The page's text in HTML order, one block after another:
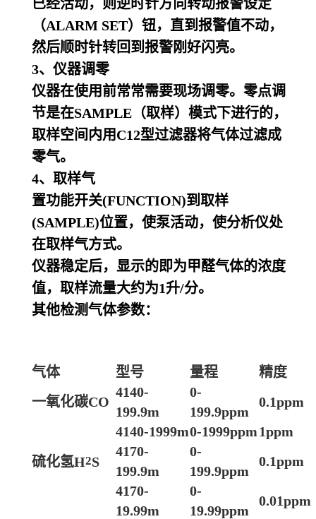
已经活动，则逆时针方向转动报警设定
（ALARM SET）钮，直到报警值不动，
然后顺时针转回到报警刚好闪亮。
3、仪器调零
仪器在使用前常常需要现场调零。零点调
节是在SAMPLE（取样）模式下进行的，
取样空间内用C12型过滤器将气体过滤成
零气。
4、取样气
置功能开关(FUNCTION)到取样
(SAMPLE)位置，使泵活动，使分析仪处
在取样气方式。
仪器稳定后，显示的即为甲醛气体的浓度
值，取样流量大约为1升/分。
其他检测气体参数：
气体 型号 量程
精度
一氧化碳CO
4140-
199.9m
0-
199.9ppm
0.1ppm
4140-1999m0-1999ppm1ppm
硫化氢H2S
4170-
199.9m
0-
199.9ppm
0.1ppm
4170-
19.99m
0-
19.99ppm
0.01ppm